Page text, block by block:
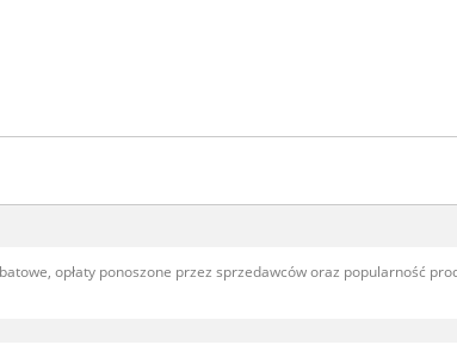
opłaty ponoszone przez sprzedawców oraz popularność